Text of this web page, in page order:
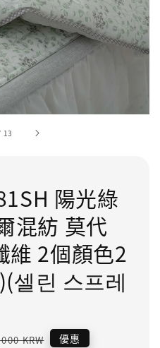
13
陽光綠
混紡 莫代
維 2個顏色2
셀린 스프레
KRW 優惠